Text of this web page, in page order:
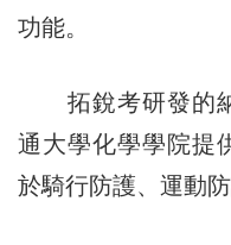
功能。
拓銳考研發的納
通大學化學學院提
於騎行防護、運動